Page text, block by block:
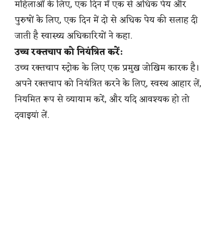
महिलाओं के लिए, एक दिन में एक से अधिक पेय और
पुरुषों के लिए, एक दिन में दो से अधिक पेय की सलाह दी
जाती है स्वास्थ्य अधिकारियों ने कहा.
उच्च रक्तचाप को नियंत्रित करें:
उच्च रक्तचाप स्ट्रोक के लिए एक प्रमुख जोखिम कारक है।
अपने रक्तचाप को नियंत्रित करने के लिए, स्वस्थ आहार लें,
नियमित रूप से व्यायाम करें, और यदि आवश्यक हो तो
दवाइयां लें.